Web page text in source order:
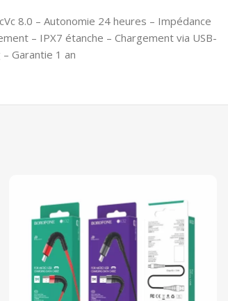
8.0 – Autonomie 24 heures – Impédance
– IPX7 étanche – Chargement via USB-
Garantie 1 an